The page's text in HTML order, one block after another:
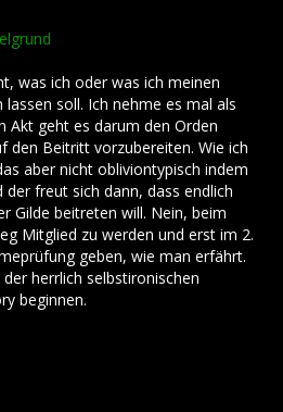
was ich oder was ich meinen
soll. Ich nehme es mal als
Akt geht es darum den Orden
den Beitritt vorzubereiten. Wie ich
aber nicht obliviontypisch indem
freut sich dann, dass endlich
Gilde beitreten will. Nein, beim
Mitglied zu werden und erst im 2.
geben, wie man erfährt.
herrlich selbstironischen
beginnen.